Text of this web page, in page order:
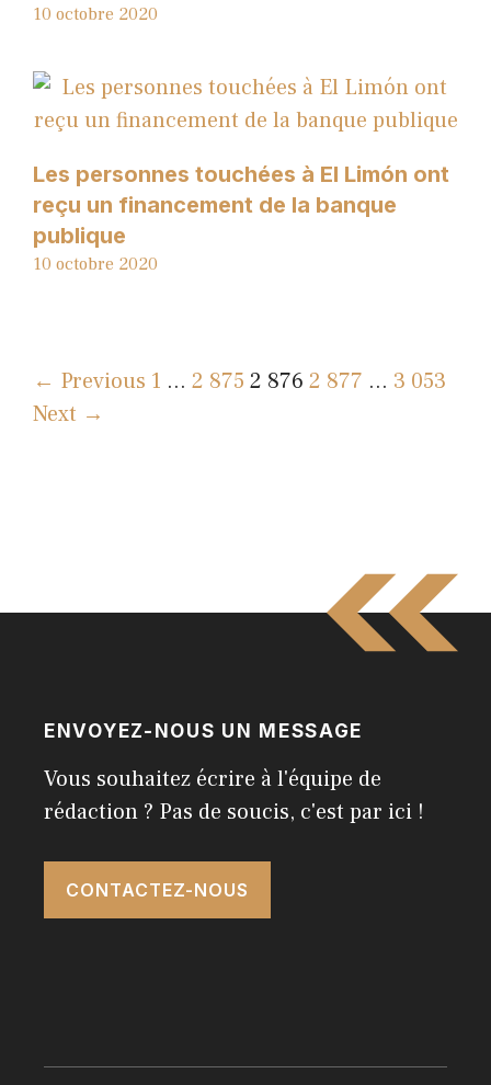
10 octobre 2020
Les personnes touchées à El Limón ont
reçu un financement de la banque
publique
10 octobre 2020
← Previous 1 … 2 875 2 876 2 877 … 3 053
Next →
ENVOYEZ-NOUS UN MESSAGE
Vous souhaitez écrire à l'équipe de
rédaction ? Pas de soucis, c'est par ici !
CONTACTEZ-NOUS